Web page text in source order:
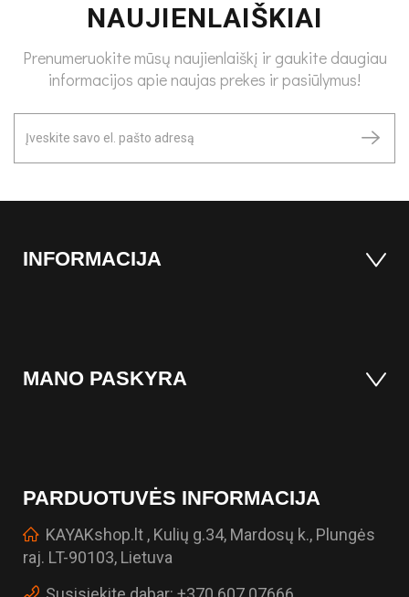
NAUJIENLAIŠKIAI
Prenumeruokite mūsų naujienlaiškį ir gaukite daugiau
informacijos apie naujas prekes ir pasiūlymus!
INFORMACIJA
MANO PASKYRA
PARDUOTUVĖS INFORMACIJA
KAYAKshop.lt , Kulių g.34, Mardosų k., Plungės
raj. LT-90103, Lietuva